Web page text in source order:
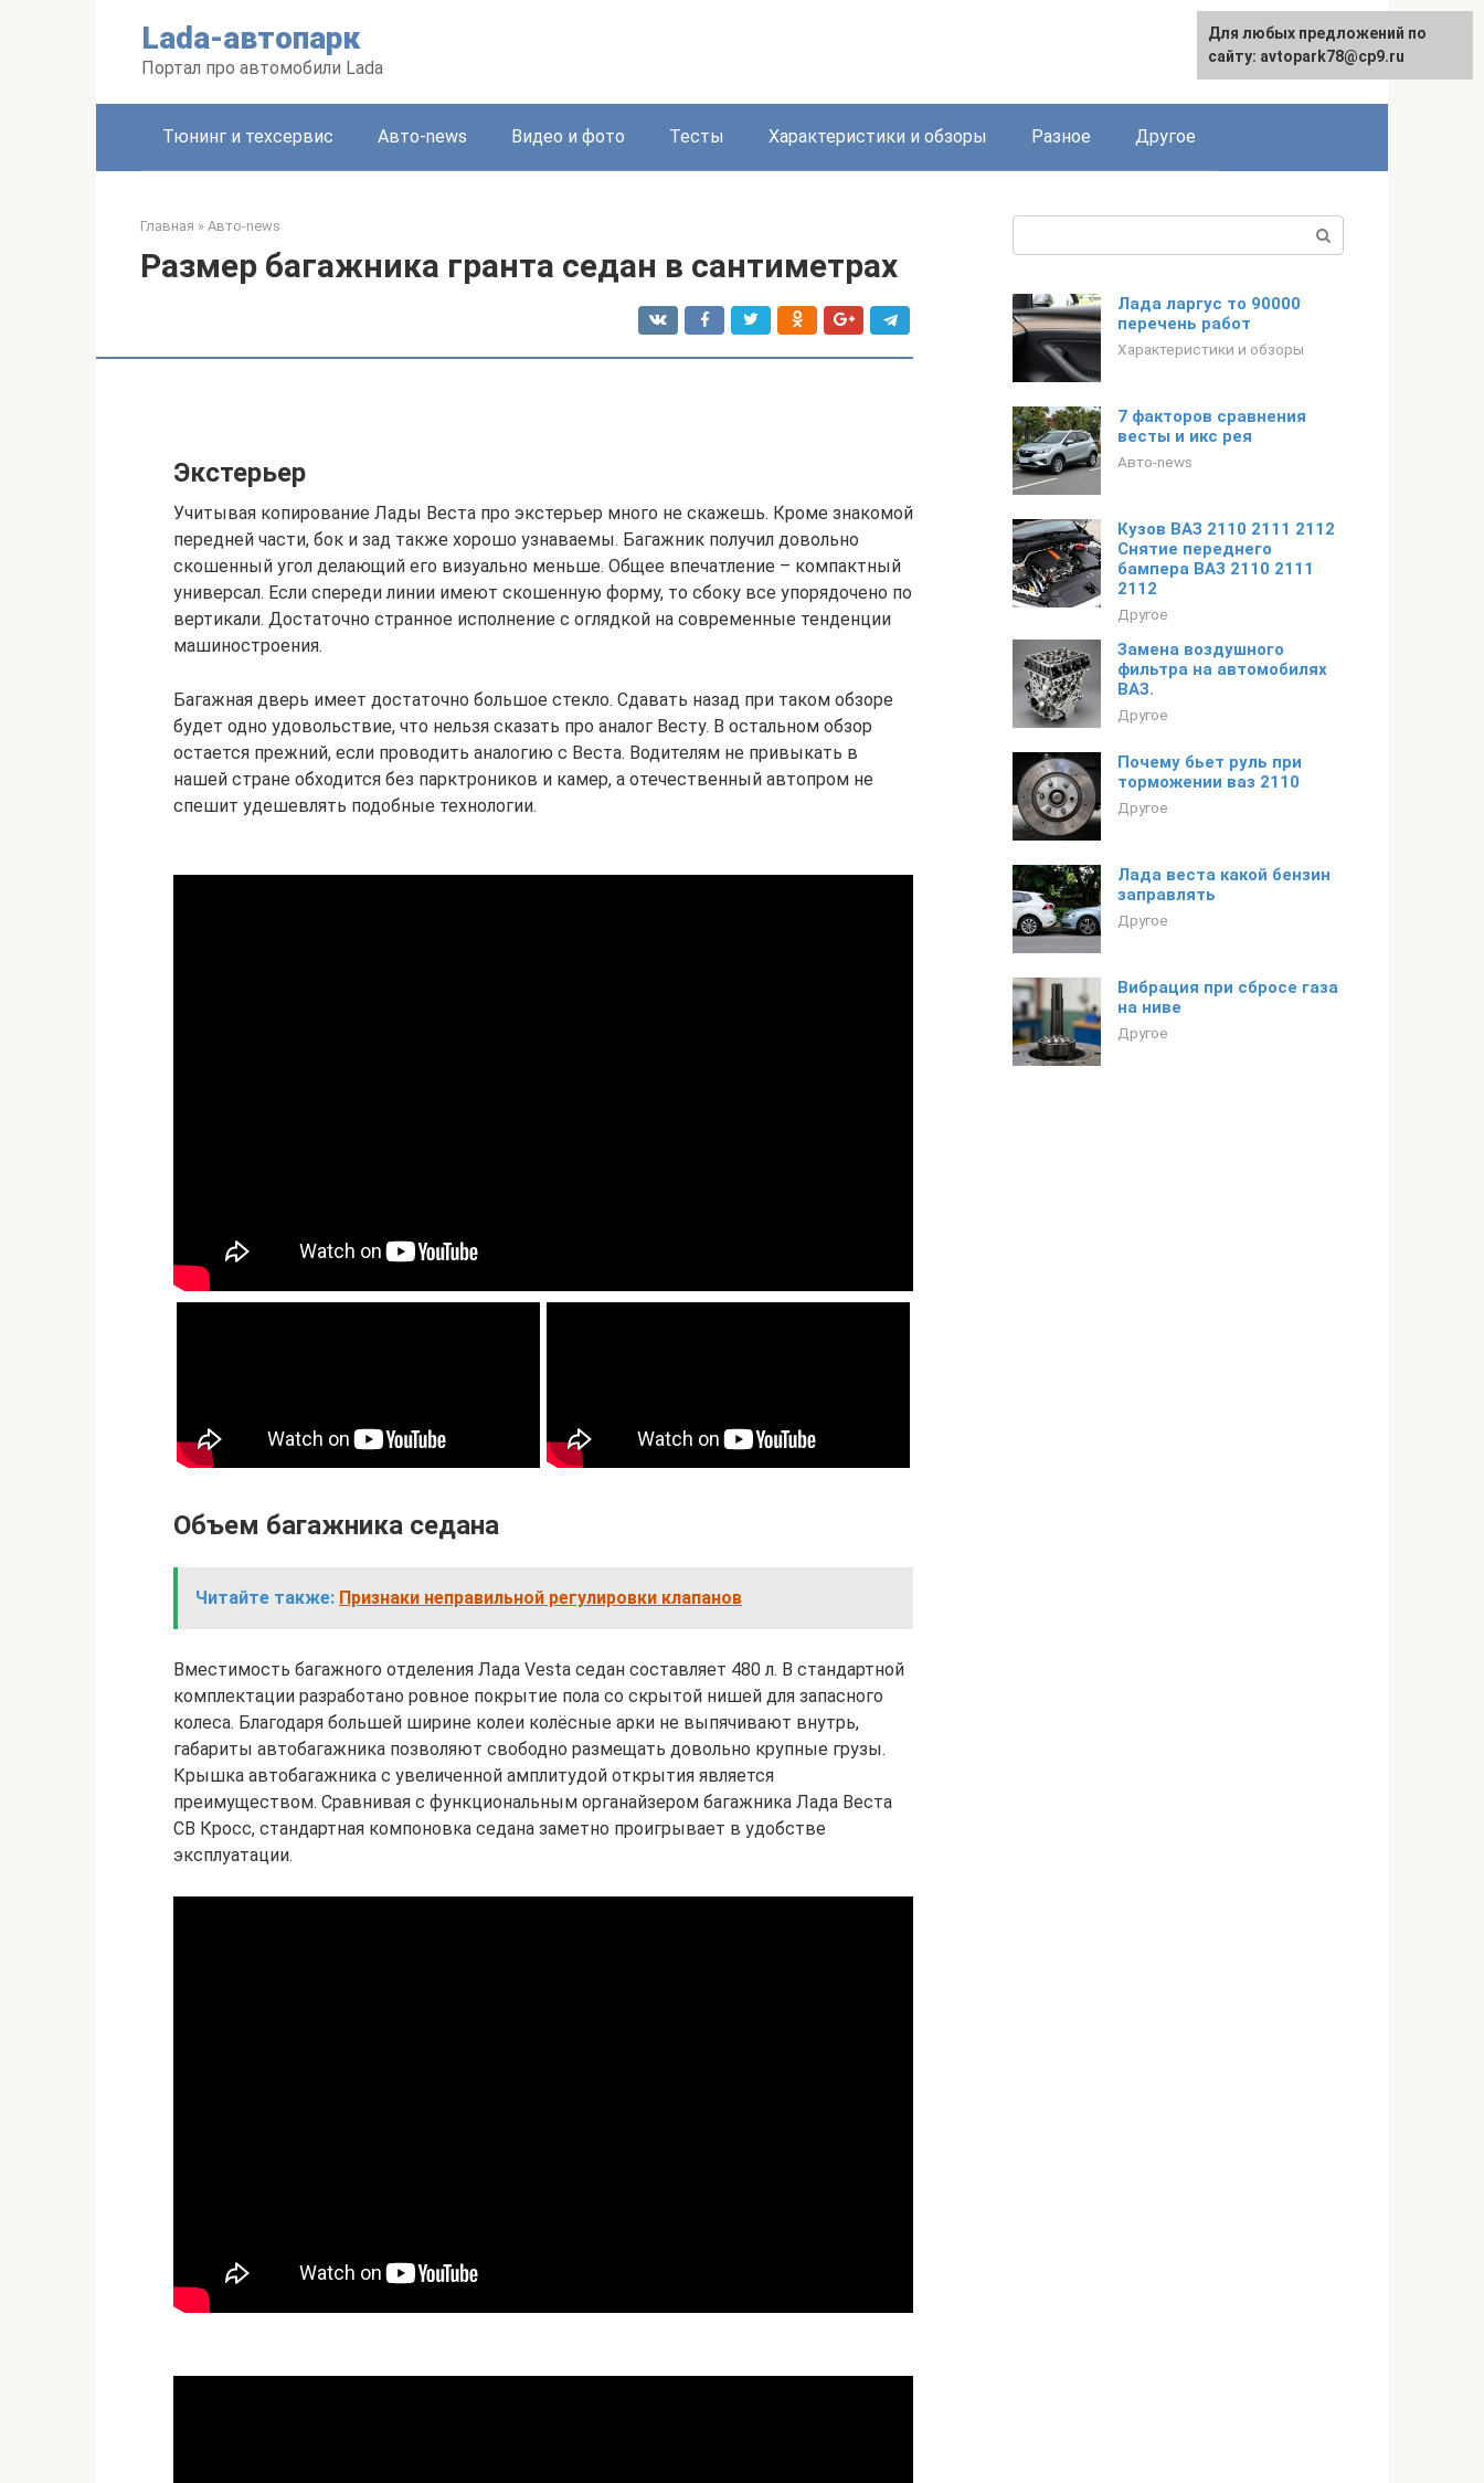
Lada-автопарк
Портал про автомобили Lada
Тюнинг и техсервис Авто-news Видео и фото Тесты Характеристики и обзоры Разное Другое
Главная » Авто-news
Размер багажника гранта седан в сантиметрах
Экстерьер
Учитывая копирование Лады Веста про экстерьер много не скажешь. Кроме знакомой
передней части, бок и зад также хорошо узнаваемы. Багажник получил довольно
скошенный угол делающий его визуально меньше. Общее впечатление – компактный
универсал. Если спереди линии имеют скошенную форму, то сбоку все упорядочено по
вертикали. Достаточно странное исполнение с оглядкой на современные тенденции
машиностроения.
Багажная дверь имеет достаточно большое стекло. Сдавать назад при таком обзоре
будет одно удовольствие, что нельзя сказать про аналог Весту. В остальном обзор
остается прежний, если проводить аналогию с Веста. Водителям не привыкать в
нашей стране обходится без парктроников и камер, а отечественный автопром не
спешит удешевлять подобные технологии.
Объем багажника седана
Читайте также: Признаки неправильной регулировки клапанов
Вместимость багажного отделения Лада Vesta седан составляет 480 л. В стандартной
комплектации разработано ровное покрытие пола со скрытой нишей для запасного
колеса. Благодаря большей ширине колеи колёсные арки не выпячивают внутрь,
габариты автобагажника позволяют свободно размещать довольно крупные грузы.
Крышка автобагажника с увеличенной амплитудой открытия является
преимуществом. Сравнивая с функциональным органайзером багажника Лада Веста
СВ Кросс, стандартная компоновка седана заметно проигрывает в удобстве
эксплуатации.
Лада ларгус то 90000
перечень работ
Характеристики и обзоры
7 факторов сравнения
весты и икс рея
Авто-news
Кузов ВАЗ 2110 2111 2112
Снятие переднего
бампера ВАЗ 2110 2111
2112
Другое
Замена воздушного
фильтра на автомобилях
ВАЗ.
Другое
Почему бьет руль при
торможении ваз 2110
Другое
Лада веста какой бензин
заправлять
Другое
Вибрация при сбросе газа
на ниве
Другое
Для любых предложений по
сайту: avtopark78@cp9.ru